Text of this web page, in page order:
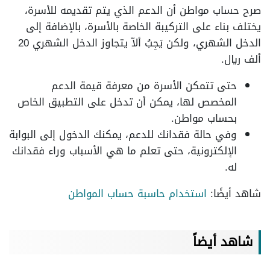
صرح حساب مواطن أن الدعم الذي يتم تقديمه للأسرة،
يختلف بناء على التركيبة الخاصة بالأسرة، بالإضافة إلى
الدخل الشهري، ولكن يَجِبُ ألاّ يتجاوز الدخل الشهري 20
ألف ريال.
حتى تتمكن الأسرة من معرفة قيمة الدعم
المخصص لها، يمكن أن تدخل على التطبيق الخاص
بحساب مواطن.
وفي حالة فقدانك للدعم، يمكنك الدخول إلى البوابة
الإلكترونية، حتى تعلم ما هي الأسباب وراء فقدانك
له.
شاهد أيضًا: استخدام حاسبة حساب المواطن
شاهد أيضاً